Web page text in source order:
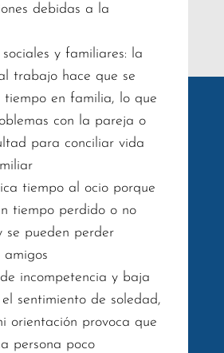
debidas a la
sociales y familiares: la
trabajo hace que se
tiempo en familia, lo que
con la pareja o
para conciliar vida
tiempo al ocio porque
tiempo perdido o no
se pueden perder
amigos
de incompetencia y baja
sentimiento de soledad,
orientación provoca que
persona poco